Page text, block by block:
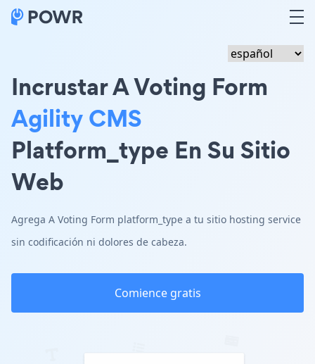
Incrustar A Voting Form
Agility CMS
Platform_type En Su Sitio
Web
Agrega A Voting Form platform_type a tu sitio hosting service
sin codificación ni dolores de cabeza.
Comience gratis